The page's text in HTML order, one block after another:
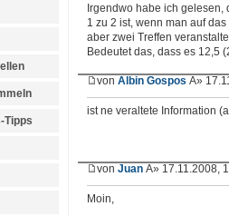
Tipps
Irgendwo habe ich
1 zu 2 ist, wenn man auf
aber zwei Treffen
Bedeutet das, dass es 12,5
von Albin Gospos Â»
ist ne veraltete Information
von Juan Â» 17.11.2008,
Moin,